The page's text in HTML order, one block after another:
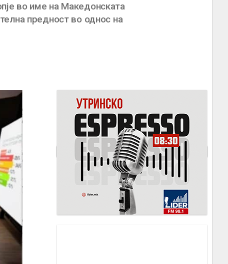
во име на Македонската
предност во однос на